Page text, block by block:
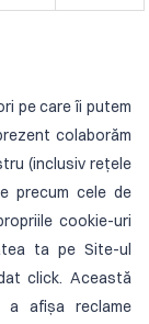
pe care îi putem
colaborăm
(inclusiv rețele
precum cele de
cookie-uri
ta pe Site-ul
click. Această
afișa reclame